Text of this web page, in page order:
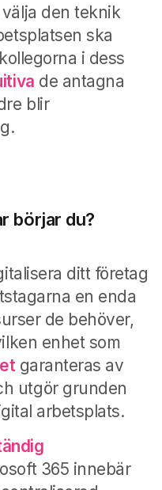
den teknik
ska
i dess
de antagna
blir
börjar du?
ditt företag
en enda
de behöver,
enhet som
garanteras av
utgör grunden
arbetsplats.
365 innebär